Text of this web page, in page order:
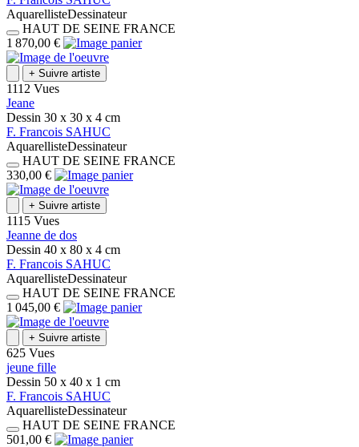
AquarellisteDessinateur
HAUT DE SEINE FRANCE
1 870,00 €
+ Suivre artiste
1112 Vues
Jeane
Dessin 30 x 30 x 4 cm
F. Francois SAHUC
AquarellisteDessinateur
HAUT DE SEINE FRANCE
330,00 €
+ Suivre artiste
1115 Vues
Jeanne de dos
Dessin 40 x 80 x 4 cm
F. Francois SAHUC
AquarellisteDessinateur
HAUT DE SEINE FRANCE
1 045,00 €
+ Suivre artiste
625 Vues
jeune fille
Dessin 50 x 40 x 1 cm
F. Francois SAHUC
AquarellisteDessinateur
HAUT DE SEINE FRANCE
501,00 €